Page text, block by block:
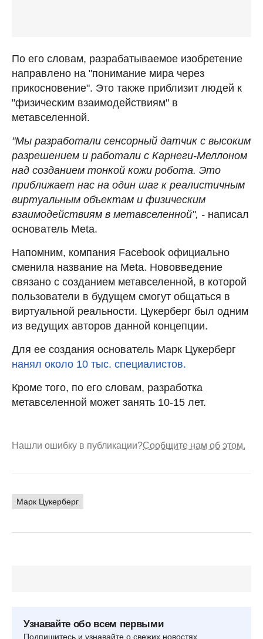
По его словам, разрабатываемое изобретение
направлено на "понимание мира через
прикосновение". Это также приблизит людей к
"физическим взаимодействиям" в
метавселенной.
"Мы разработали сенсорный датчик с высоким
разрешением и работали с Карнеги-Меллоном
над созданием тонкой кожи робота. Это
приближает нас на один шаг к реалистичным
виртуальным объектам и физическим
взаимодействиям в метавселенной", - написал
основатель Meta.
Напомним, компания Facebook официально
сменила название на Meta. Нововведение
связано с созданием метавселенной, в которой
пользователи в будущем смогут общаться в
виртуальной реальности. Цукерберг был одним
из ведущих авторов данной концепции.
Для ее создания основатель Марк Цукерберг
нанял около 10 тыс. специалистов.
Кроме того, по его словам, разработка
метавселенной может занять 10-15 лет.
Нашли ошибку в публикации?Сообщите нам об этом.
Марк Цукерберг
Узнавайте обо всем первыми
Подпишитесь и узнавайте о свежих новостях